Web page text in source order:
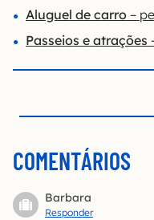
Aluguel de carro –
Passeios e atrações
COMENTÁRIOS
Barbara
Responder